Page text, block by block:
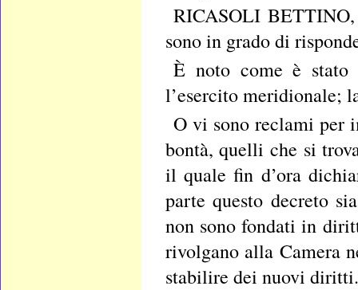
RICASOLI
sono in grado di
È noto come è stato
l’esercito meridionale;
O vi sono reclami per
bontà, quelli che si
il quale fin d’ora
parte questo decreto
non sono fondati in
rivolgano alla Camera
stabilire dei nuovi diritti.